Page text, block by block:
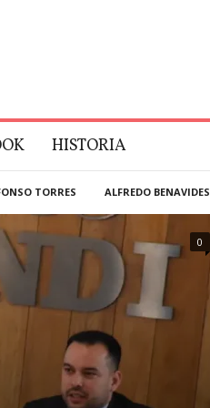
HISTORIA
TORRES ALFREDO BENAVIDES
0